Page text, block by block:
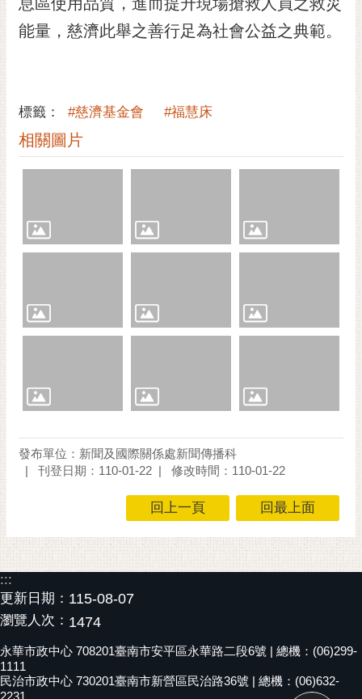
能量，慈濟此舉之善行足為社會公益之典範。
標籤： #慈濟基金會 #福慧床
相關圖片
發布單位：新聞及國際關係處新聞傳播科
刊登日期：110-01-22
修改時間：110-01-22
回上一頁 回最上面
:::
更新日期： 115-08-07
瀏覽人次： 1474
永華市政中心 708201臺南市安平區永華路二段6號 | 總機：(06)299-
1111
民治市政中心 730201臺南市新營區民治路36號 | 總機：(06)632-
2231